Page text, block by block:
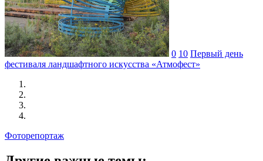
0 10 Первый день
фестиваля ландшафтного искусства «Атмофест»
Фоторепортаж